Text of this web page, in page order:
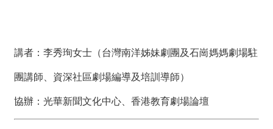
講者：李秀珣女士（台灣南洋姊妹劇團及石崗媽媽劇場駐
團講師、資深社區劇場編導及培訓導師）
協辦：光華新聞文化中心、香港教育劇場論壇